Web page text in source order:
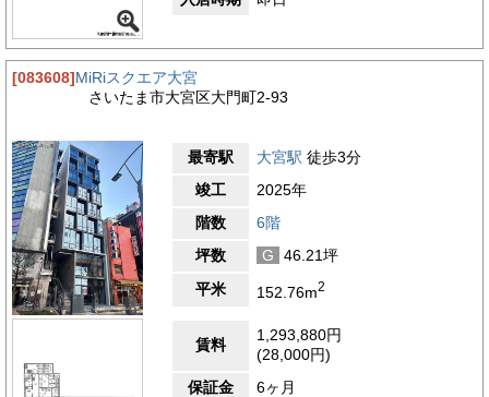
[083608]MiRiスクエア大宮
さいたま市大宮区大門町2-93
最寄駅 大宮駅 徒歩3分
竣工
2025年
階数
6階
坪数
G
46.21坪
平米
152.76m2
賃料
1,293,880円
(28,000円)
保証金
6ヶ月